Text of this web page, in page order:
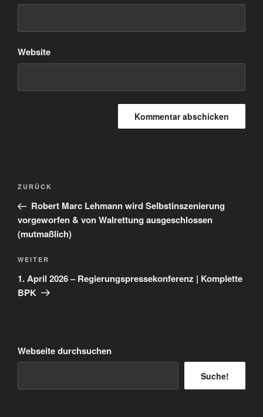
Website
Beitragsnavigation
Vorheriger
Beitrag
ZURÜCK
Robert Marc Lehmann wird Selbstinszenierung
vorgeworfen & von Walrettung ausgeschlossen
(mutmaßlich)
Nächster
Beitrag
WEITER
1. April 2026 – Regierungspressekonferenz | Komplette
BPK
Webseite durchsuchen
Suche!